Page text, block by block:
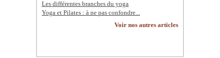
Les différentes branches du yoga
Yoga et Pilates : à ne pas confondre...
Voir nos autres articles